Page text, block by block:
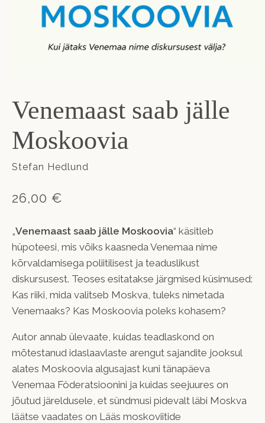
Venemaast saab jälle
Moskoovia
Stefan Hedlund
26,00 €
„Venemaast saab jälle Moskoovia“ käsitleb
hüpoteesi, mis võiks kaasneda Venemaa nime
kõrvaldamisega poliitilisest ja teaduslikust
diskursusest. Teoses esitatakse järgmised küsimused:
Kas riiki, mida valitseb Moskva, tuleks nimetada
Venemaaks? Kas Moskoovia poleks kohasem?
Autor annab ülevaate, kuidas teadlaskond on
mõtestanud idaslaavlaste arengut sajandite jooksul
alates Moskoovia algusajast kuni tänapäeva
Venemaa Föderatsioonini ja kuidas seejuures on
jõutud järeldusele, et sündmusi pidevalt läbi Moskva
läätse vaadates on Lääs moskoviitide